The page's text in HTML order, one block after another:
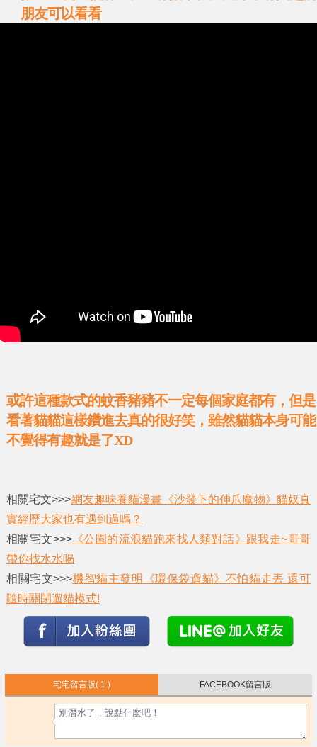
朋友可以看看
或許這種款式的蚊香豬豬不一定每個家庭都有，但是
看著貓貓這樣鑽進去真的很好笑，雖然貓貓本身可能
不覺得有趣就是了XD
相關宅文>>>網友趣味養貓漫畫《沙發下的伸爪魔物》貓奴真
實經歷大家也有遇到過嗎？
相關宅文>>>《公園的流浪貓跑來找人類對話》跟我走~哥哥
帶你找水水喝
相關宅文>>>機智貓主發明《環保袋遛貓》不怕貓走丟 還可
隨時關閉遛貓模式!
宅宅留言版( 1 ) FACEBOOK留言版